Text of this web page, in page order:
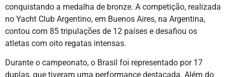
conquistando a medalha de bronze. A competição, realizada
no Yacht Club Argentino, em Buenos Aires, na Argentina,
contou com 85 tripulações de 12 países e desafiou os
atletas com oito regatas intensas.
Durante o campeonato, o Brasil foi representado por 17
duplas, que tiveram uma performance destacada. Além do